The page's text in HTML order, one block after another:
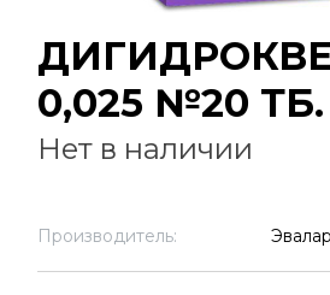
0,025 №20 ТБ.
Нет в наличии
Производитель: